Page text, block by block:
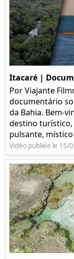
Itacaré |
Por Viajante
documentário
da Bahia. Bem-
destino
pulsante,
Vidéo publiée le 15/